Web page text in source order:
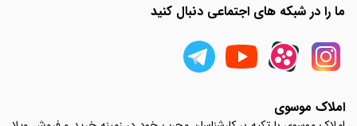
ما را در شبکه های اجتماعی دنبال کنید
املاک موسوی